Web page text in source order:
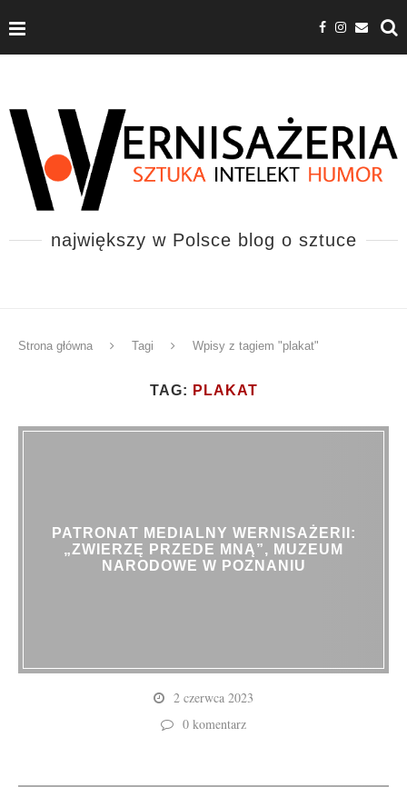
największy w Polsce blog o sztuce
Strona główna Tagi Wpisy z tagiem "plakat"
TAG: PLAKAT
PATRONAT MEDIALNY WERNISAŻERII:
„ZWIERZĘ PRZEDE MNĄ”, MUZEUM
NARODOWE W POZNANIU
2 czerwca 2023
0 komentarz